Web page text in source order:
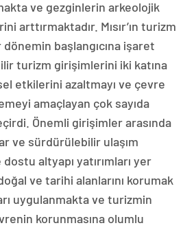
ve gezginlerin arkeolojik
arttırmaktadır. Mısır’ın turizm
başlangıcına işaret
turizm girişimlerini iki katına
etkilerini azaltmayı ve çevre
amaçlayan çok sayıda
Önemli girişimler arasında
ve sürdürülebilir ulaşım
altyapı yatırımları yer
doğal ve tarihi alanlarını korumak
uygulanmakta ve turizmin
korunmasına olumlu